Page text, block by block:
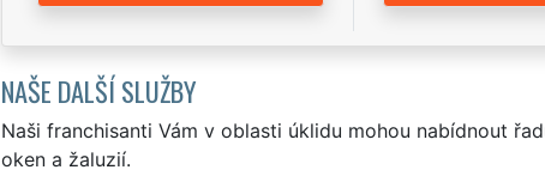
NAŠE DALŠÍ SLUŽBY
Naši franchisanti Vám v oblasti úklidu mohou nabídnout
oken a žaluzií.